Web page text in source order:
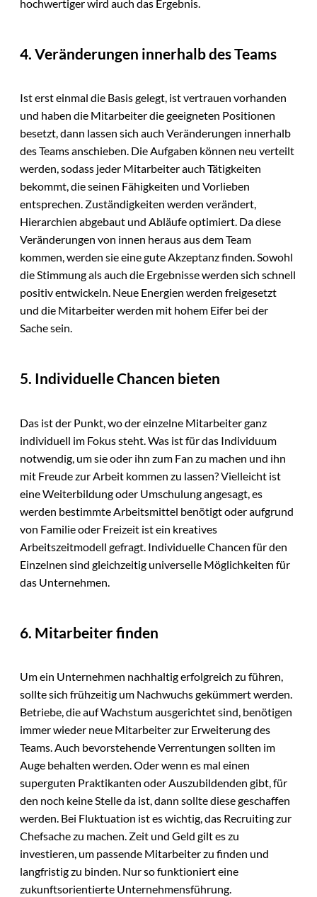
hochwertiger wird auch das Ergebnis.
4. Veränderungen innerhalb des Teams
Ist erst einmal die Basis gelegt, ist vertrauen vorhanden
und haben die Mitarbeiter die geeigneten Positionen
besetzt, dann lassen sich auch Veränderungen innerhalb
des Teams anschieben. Die Aufgaben können neu verteilt
werden, sodass jeder Mitarbeiter auch Tätigkeiten
bekommt, die seinen Fähigkeiten und Vorlieben
entsprechen. Zuständigkeiten werden verändert,
Hierarchien abgebaut und Abläufe optimiert. Da diese
Veränderungen von innen heraus aus dem Team
kommen, werden sie eine gute Akzeptanz finden. Sowohl
die Stimmung als auch die Ergebnisse werden sich schnell
positiv entwickeln. Neue Energien werden freigesetzt
und die Mitarbeiter werden mit hohem Eifer bei der
Sache sein.
5. Individuelle Chancen bieten
Das ist der Punkt, wo der einzelne Mitarbeiter ganz
individuell im Fokus steht. Was ist für das Individuum
notwendig, um sie oder ihn zum Fan zu machen und ihn
mit Freude zur Arbeit kommen zu lassen? Vielleicht ist
eine Weiterbildung oder Umschulung angesagt, es
werden bestimmte Arbeitsmittel benötigt oder aufgrund
von Familie oder Freizeit ist ein kreatives
Arbeitszeitmodell gefragt. Individuelle Chancen für den
Einzelnen sind gleichzeitig universelle Möglichkeiten für
das Unternehmen.
6. Mitarbeiter finden
Um ein Unternehmen nachhaltig erfolgreich zu führen,
sollte sich frühzeitig um Nachwuchs gekümmert werden.
Betriebe, die auf Wachstum ausgerichtet sind, benötigen
immer wieder neue Mitarbeiter zur Erweiterung des
Teams. Auch bevorstehende Verrentungen sollten im
Auge behalten werden. Oder wenn es mal einen
superguten Praktikanten oder Auszubildenden gibt, für
den noch keine Stelle da ist, dann sollte diese geschaffen
werden. Bei Fluktuation ist es wichtig, das Recruiting zur
Chefsache zu machen. Zeit und Geld gilt es zu
investieren, um passende Mitarbeiter zu finden und
langfristig zu binden. Nur so funktioniert eine
zukunftsorientierte Unternehmensführung.